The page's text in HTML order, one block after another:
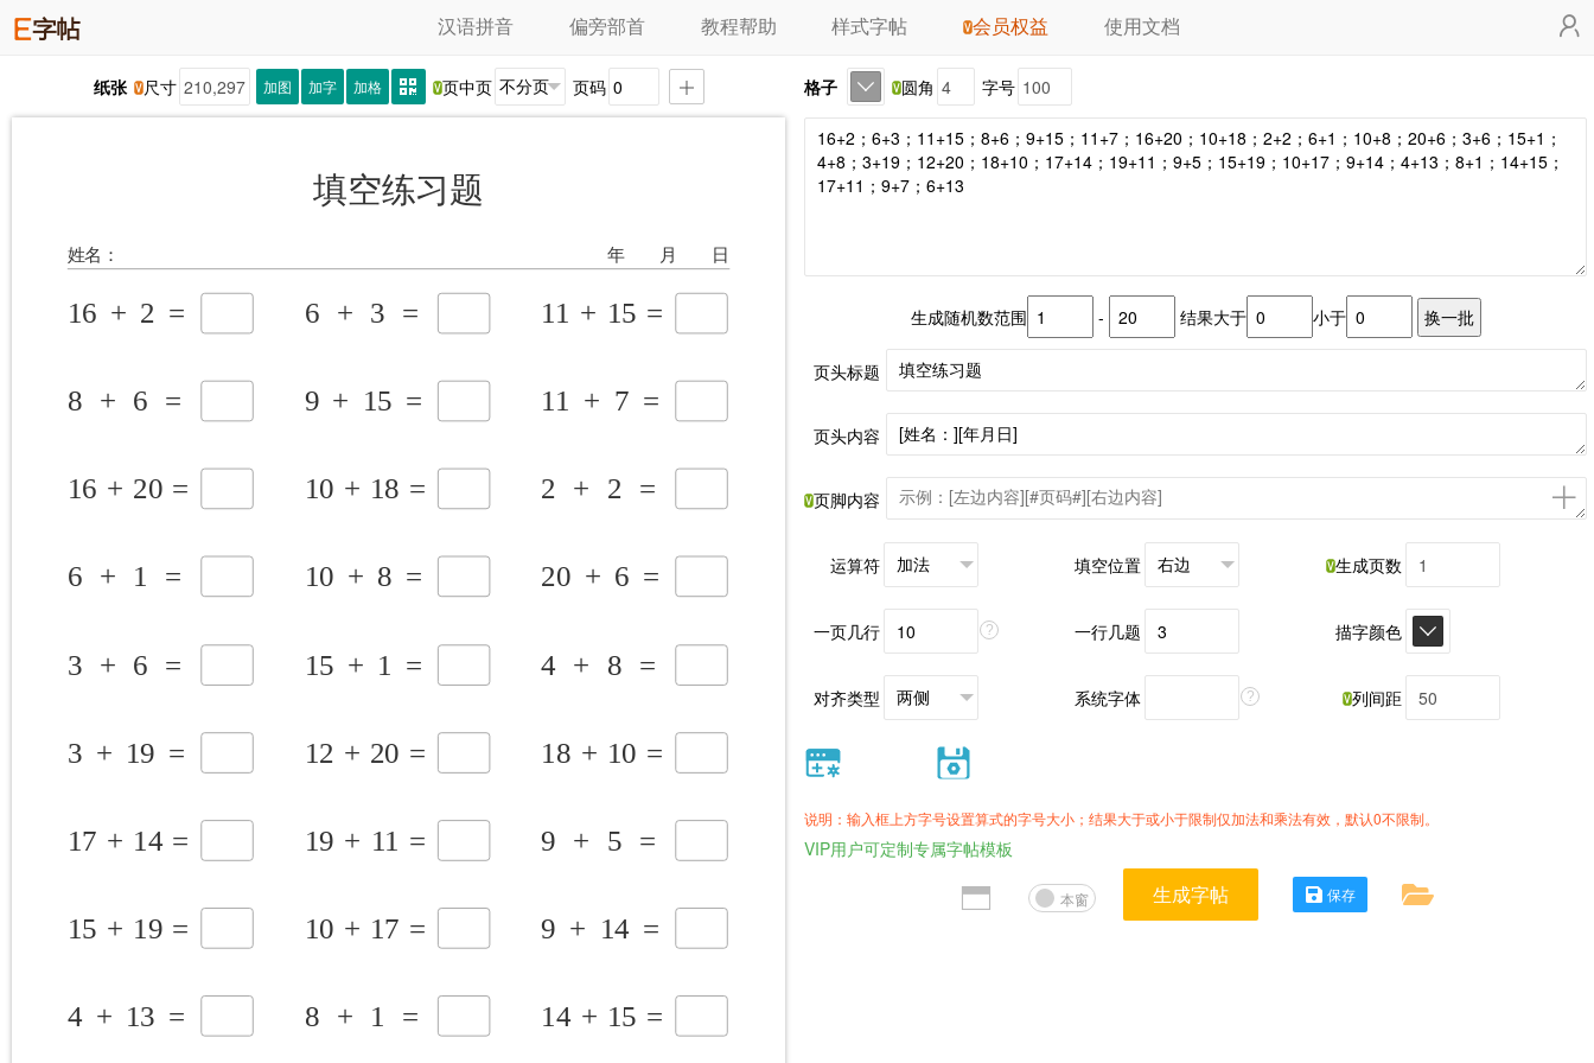
汉语拼音 偏旁部首 教程帮助 样式字帖 会员权益 使用文档
纸张 尺寸 加图 加字 加格 页中页 页码 格子 圆角 字号
生成随机数范围 - 结果大于 小于 换一批
页头标题
页头内容
页脚内容
运算符 填空位置 生成页数
一页几行 ? 一行几题 描字颜色
对齐类型 系统字体 ? 列间距
说明：输入框上方字号设置算式的字号大小；结果大于或小于限制仅加法和乘法有效，默认0不限制。
VIP用户可定制专属字帖模板
本窗 生成字帖 保存